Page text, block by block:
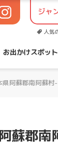
人気
お出かけスポット
阿蘇郡南阿蘇
蘇郡南